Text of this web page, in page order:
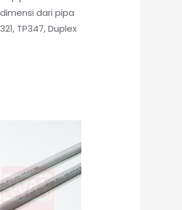
dari pipa
TP347, Duplex